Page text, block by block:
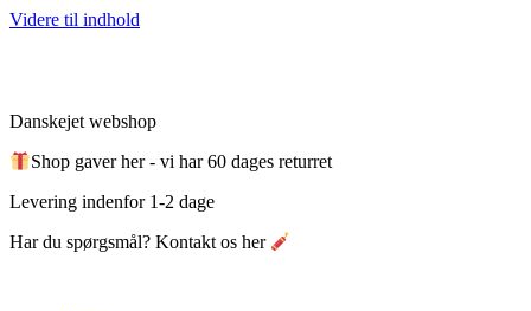
Videre til indhold
Danskejet webshop
Shop gaver her - vi har 60 dages returret
Levering indenfor 1-2 dage
Har du spørgsmål? Kontakt os her